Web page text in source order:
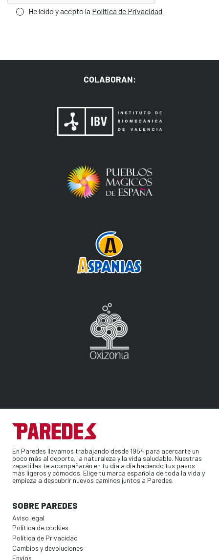
He leído y acepto la Política de Privacidad
COLABORAN:
En Paredes llevamos trabajando desde 1954 para acercarte un
poco más al deporte, la naturaleza y la vida saludable. Nuestras
zapatillas te acompañarán en tu día a día haciendo tus pasos
más ligeros y cómodos. Elige tu marca española de toda la vida y
empieza a descubrir nuevos caminos juntos a Paredes.
SOBRE PAREDES
Aviso legal
Política de cookies
Política de Privacidad
Cambios y devoluciones
Envíos